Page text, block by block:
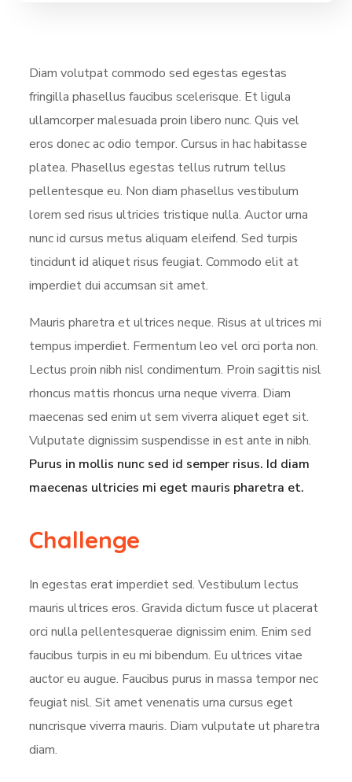
Diam volutpat commodo sed egestas egestas
fringilla phasellus faucibus scelerisque. Et ligula
ullamcorper malesuada proin libero nunc. Quis vel
eros donec ac odio tempor. Cursus in hac habitasse
platea. Phasellus egestas tellus rutrum tellus
pellentesque eu. Non diam phasellus vestibulum
lorem sed risus ultricies tristique nulla. Auctor urna
nunc id cursus metus aliquam eleifend. Sed turpis
tincidunt id aliquet risus feugiat. Commodo elit at
imperdiet dui accumsan sit amet.
Mauris pharetra et ultrices neque. Risus at ultrices mi
tempus imperdiet. Fermentum leo vel orci porta non.
Lectus proin nibh nisl condimentum. Proin sagittis nisl
rhoncus mattis rhoncus urna neque viverra. Diam
maecenas sed enim ut sem viverra aliquet eget sit.
Vulputate dignissim suspendisse in est ante in nibh.
Purus in mollis nunc sed id semper risus. Id diam
maecenas ultricies mi eget mauris pharetra et.
Challenge
In egestas erat imperdiet sed. Vestibulum lectus
mauris ultrices eros. Gravida dictum fusce ut placerat
orci nulla pellentesquerae dignissim enim. Enim sed
faucibus turpis in eu mi bibendum. Eu ultrices vitae
auctor eu augue. Faucibus purus in massa tempor nec
feugiat nisl. Sit amet venenatis urna cursus eget
nuncrisque viverra mauris. Diam vulputate ut pharetra
diam.